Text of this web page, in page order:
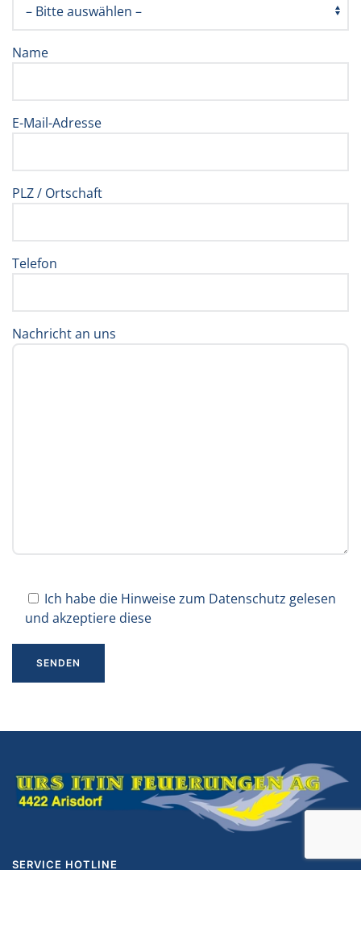
Name
E-Mail-Adresse
PLZ / Ortschaft
Telefon
Nachricht an uns
Ich habe die Hinweise zum Datenschutz gelesen
und akzeptiere diese
SERVICE HOTLINE